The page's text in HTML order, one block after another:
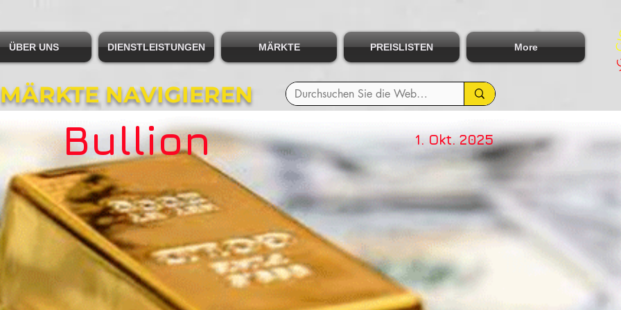
NAVIGIEREN
ÜBER UNS DIENSTLEISTUNGEN MÄRKTE PREISLISTEN More
Bullion 1. Okt. 2025